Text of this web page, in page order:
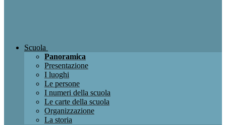
Scuola
Panoramica
Presentazione
I luoghi
Le persone
I numeri della scuola
Le carte della scuola
Organizzazione
La storia